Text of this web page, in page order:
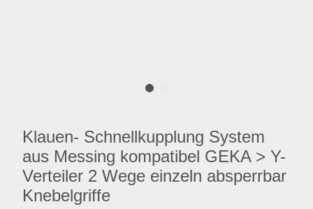
Klauen- Schnellkupplung System
aus Messing kompatibel GEKA > Y-
Verteiler 2 Wege einzeln absperrbar
Knebelgriffe